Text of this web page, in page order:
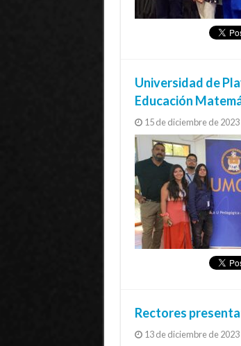
Universidad de
Educación
15 de diciembre de 2023
Rectores
13 de diciembre de 2023